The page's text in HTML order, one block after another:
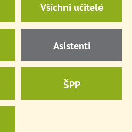
Všichni učitelé
Asistenti
ŠPP